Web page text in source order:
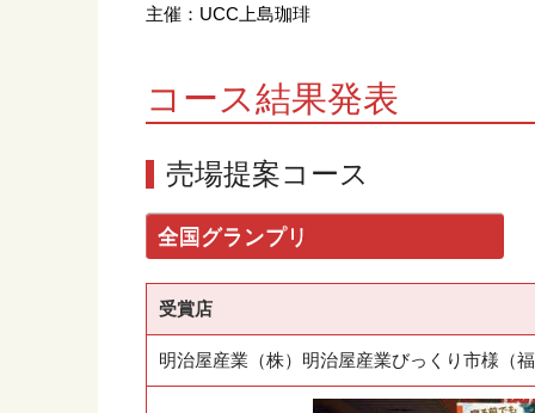
主催：UCC上島珈琲
コース結果発表
売場提案コース
全国グランプリ
受賞店
明治屋産業（株）明治屋産業びっくり市様（